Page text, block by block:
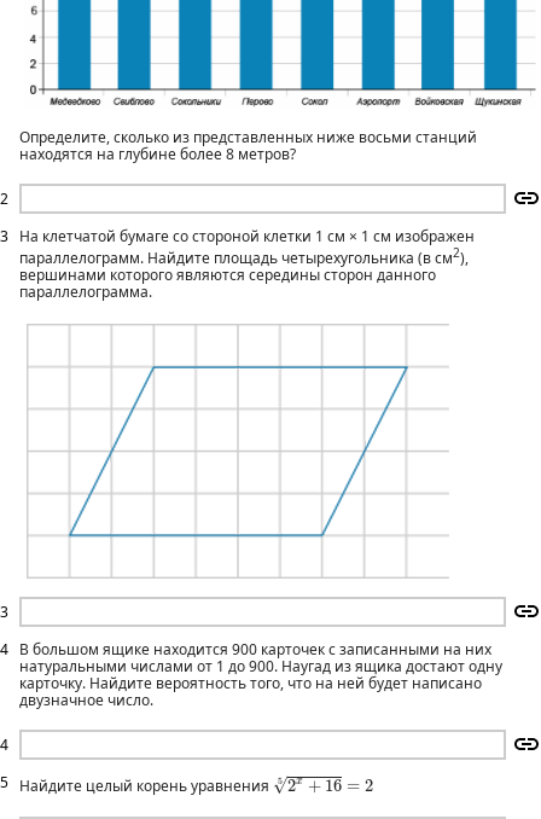
2
Определите, сколько из представленных ниже восьми станций
находятся на глубине более 8 метров?
3
3
На клетчатой бумаге со стороной клетки 1 см × 1 см изображен
параллелограмм. Найдите площадь четырехугольника (в см2),
вершинами которого являются середины сторон данного
параллелограмма.
4
4
В большом ящике находится 900 карточек с записанными на них
натуральными числами от 1 до 900. Наугад из ящика достают одну
карточку. Найдите вероятность того, что на ней будет написано
двузначное число.
5 Найдите целый корень уравнения 5
√2x + 16 = 2
2x+165=2